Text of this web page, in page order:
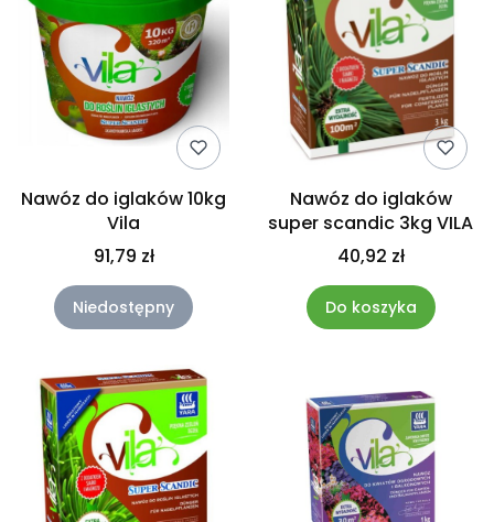
Nawóz do iglaków 10kg
Vila
91,79 zł
Niedostępny
Nawóz do iglaków
super scandic 3kg VILA
40,92 zł
Do koszyka